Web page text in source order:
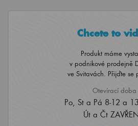
Chcete to
Produkt máme
v podnikové prodejně
ve Svitavách. Přijďte se
Otevírací doba
Po, St a Pá 8-12 a
Út a Čt